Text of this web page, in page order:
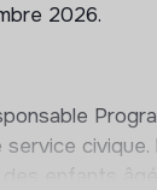
2026.
enfants